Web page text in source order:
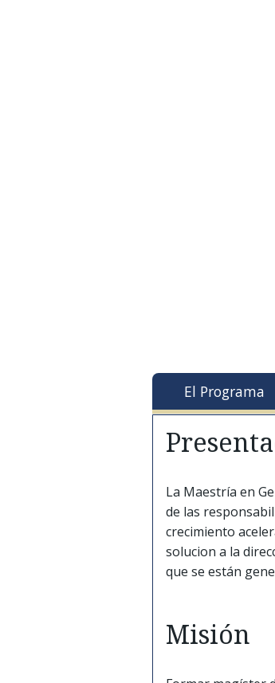
El Programa
La Maestría en
de las
crecimiento
solucion a la
que se están
Misión